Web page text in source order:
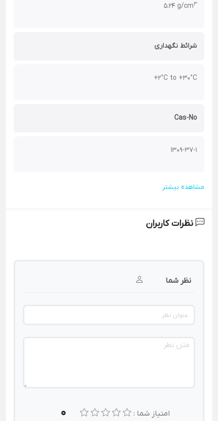
5.24 g/cm3
شرائط نگهداری
+2°C to +30°C
Cas-No
1309-37-1
مشاهده بیشتر
نظرات کاربران
نظر شما
امتیاز شما : 0